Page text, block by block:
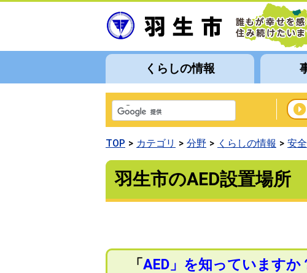
くらしの情報
TOP カテゴリ 分野 くらしの情報 安
羽生市のAED設置場所
「AED」を知っていますか